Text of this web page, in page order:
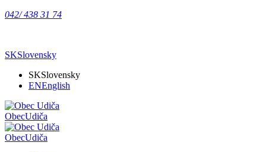
042/ 438 31 74
SKSlovensky
SKSlovensky
ENEnglish
ObecUdiča
ObecUdiča